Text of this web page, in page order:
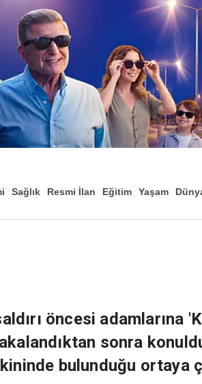
Sağlık Resmi İlan Eğitim Yaşam
öncesi adamlarına
sonra
bulunduğu ortaya